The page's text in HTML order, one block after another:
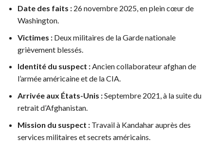
Date des faits :26 novembre 2025, en plein cœur de
Washington.
Victimes :Deux militaires de la Garde nationale
grièvement blessés.
Identité du suspect :Ancien collaborateur afghan de
l’armée américaine et de la CIA.
Arrivée aux États-Unis :Septembre 2021, à la suite du
retrait d’Afghanistan.
Mission du suspect :Travail à Kandahar auprès des
services militaires et secrets américains.